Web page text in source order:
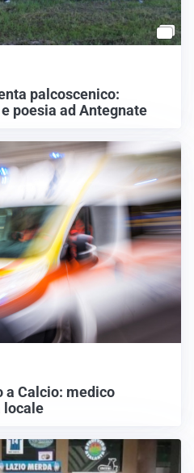
palcoscenico:
poesia ad Antegnate
a Calcio: medico
locale